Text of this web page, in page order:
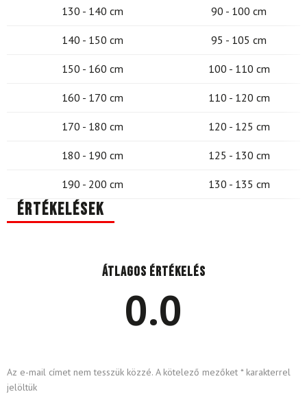
130 - 140 cm 90 - 100 cm
140 - 150 cm 95 - 105 cm
150 - 160 cm 100 - 110 cm
160 - 170 cm 110 - 120 cm
170 - 180 cm 120 - 125 cm
180 - 190 cm 125 - 130 cm
190 - 200 cm 130 - 135 cm
Értékelések
Átlagos értékelés
0.0
Az e-mail címet nem tesszük közzé. A kötelező mezőket *karakterrel
jelöltük